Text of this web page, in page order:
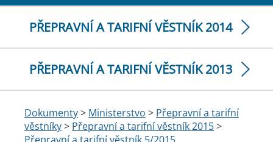
PŘEPRAVNÍ A TARIFNÍ VĚSTNÍK 2014
PŘEPRAVNÍ A TARIFNÍ VĚSTNÍK 2013
Dokumenty> Ministerstvo > Přepravní a tarifní
věstníky> Přepravní a tarifní věstník 2015>